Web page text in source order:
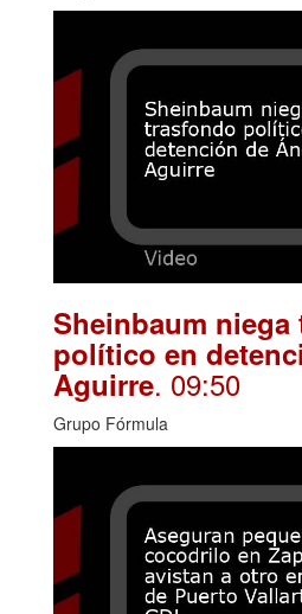
Sheinbaum
político en
Aguirre. 09:50
Grupo Fórmula